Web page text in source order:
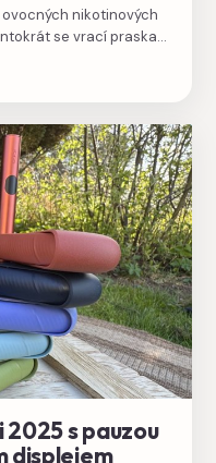
nikotinových
se vrací praskací
2025 s pauzou
displejem